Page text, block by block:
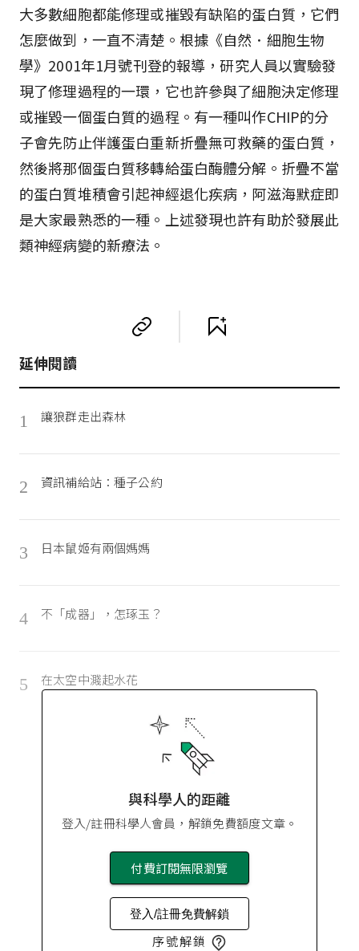
大多數細胞都能修理或摧毀有缺陷的蛋白質，它們
怎麼做到，一直不清楚。根據《自然．細胞生物
學》2001年1月號刊登的報導，研究人員以實驗發
現了修理過程的一環，它也許參與了細胞決定修理
或摧毀一個蛋白質的過程。有一種叫作CHIP的分
子會先防止伴護蛋白重新折疊無可救藥的蛋白質，
然後將那個蛋白質移轉給蛋白酶體分解。折疊不當
的蛋白質堆積會引起神經退化疾病，阿滋海默症即
是大家最熟悉的一種。上述發現也許有助於發展此
類神經病變的新療法。
延伸閱讀
1 讓狼群走出森林
2 資訊補給站：種子公約
3 日本鼠姬有兩個媽媽
4 不「成器」，怎琢玉？
5 在太空中濺起水花
與科學人的距離
登入/註冊科學人會員，解鎖免費額度文章。
付費訂閱無限瀏覽
登入/註冊免費解鎖
序號解鎖